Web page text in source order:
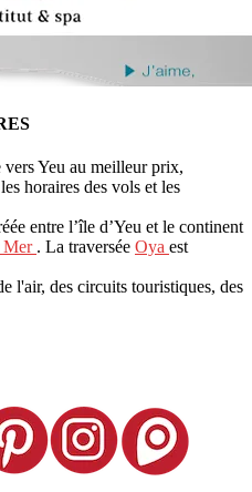
Yeu au meilleur prix,
horaires des vols et les
entre l’île d’Yeu et le continent
Mer . La traversée Oya est
l'air, des circuits touristiques, des